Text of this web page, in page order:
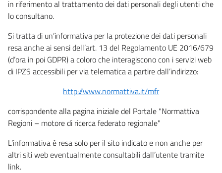
in riferimento al trattamento dei dati personali degli utenti che
lo consultano.
Si tratta di un’informativa per la protezione dei dati personali
resa anche ai sensi dell’art. 13 del Regolamento UE 2016/679
(d’ora in poi GDPR) a coloro che interagiscono con i servizi web
di IPZS accessibili per via telematica a partire dall’indirizzo:
http://www.normattiva.it/mfr
corrispondente alla pagina iniziale del Portale "Normattiva
Regioni – motore di ricerca federato regionale"
L’informativa è resa solo per il sito indicato e non anche per
altri siti web eventualmente consultabili dall’utente tramite
link.